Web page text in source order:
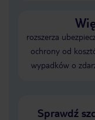
rozszerza
ochrony od
wypadków o
Sprawdź